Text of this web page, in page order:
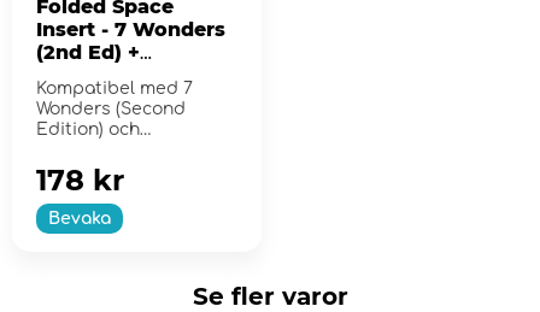
Folded Space
Insert - 7 Wonders
(2nd Ed) +
Kompatibel med 7
Wonders (Second
Edition) och
Armada, Cities och
Leaders.
Bevaka
178 kr
Se fler varor